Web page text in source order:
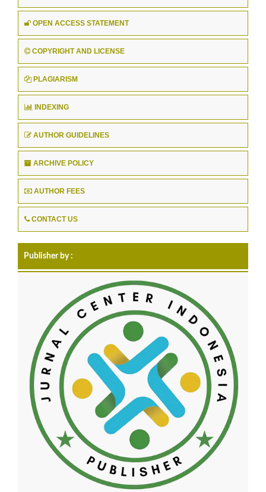
OPEN ACCESS STATEMENT
COPYRIGHT AND LICENSE
PLAGIARISM
INDEXING
AUTHOR GUIDELINES
ARCHIVE POLICY
AUTHOR FEES
CONTACT US
Publisher by :